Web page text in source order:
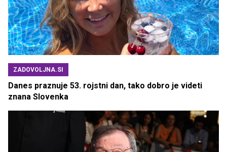
ZADOVOLJNA.SI
Danes praznuje 53. rojstni dan, tako dobro je videti
znana Slovenka